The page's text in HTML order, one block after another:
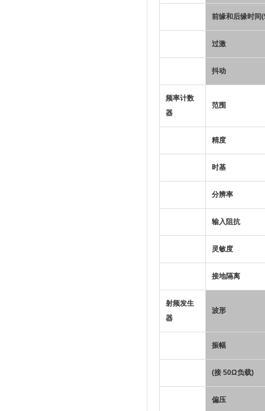
前缘和后缘时间
过激
抖动
频率计数
器
范围
精度
时基
分辨率
输入阻抗
灵敏度
接地隔离
射频发生
器
波形
振幅
(接 50Ω负载)
偏压